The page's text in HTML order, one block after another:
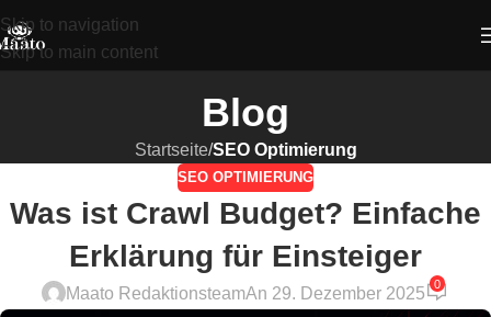
Skip to navigation
Skip to main content
Blog
Startseite/SEO Optimierung
SEO OPTIMIERUNG
Was ist Crawl Budget? Einfache
Erklärung für Einsteiger
Maato RedaktionsteamAn 29. Dezember 2025
0